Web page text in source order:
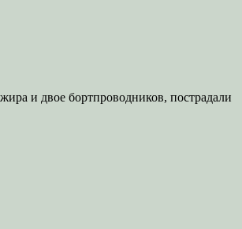
и двое бортпроводников, пострадали